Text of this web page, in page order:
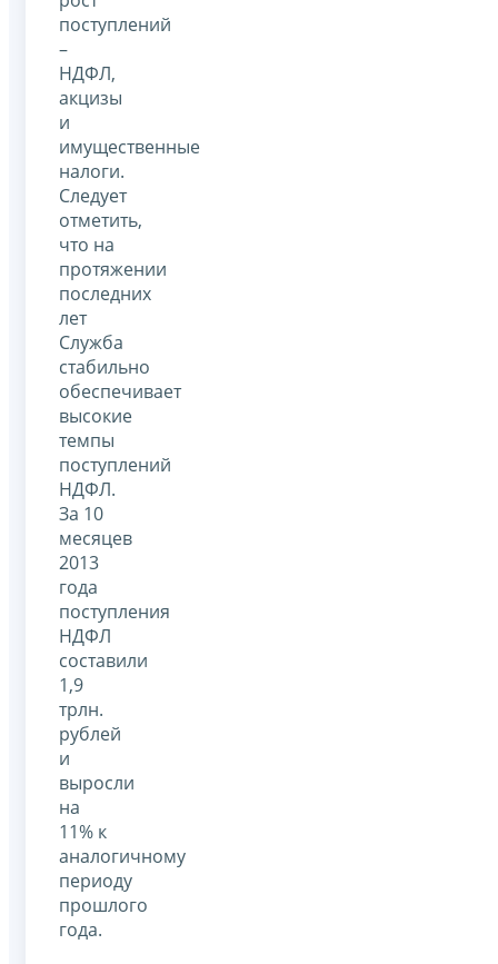
поступлений
–
НДФЛ,
акцизы
и
имущественные
налоги.
Следует
отметить,
что на
протяжении
последних
лет
Служба
стабильно
обеспечивает
высокие
темпы
поступлений
НДФЛ.
За 10
месяцев
2013
года
поступления
НДФЛ
составили
1,9
трлн.
рублей
и
выросли
на
11% к
аналогичному
периоду
прошлого
года.